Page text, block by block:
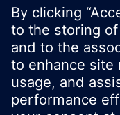
© Siemens